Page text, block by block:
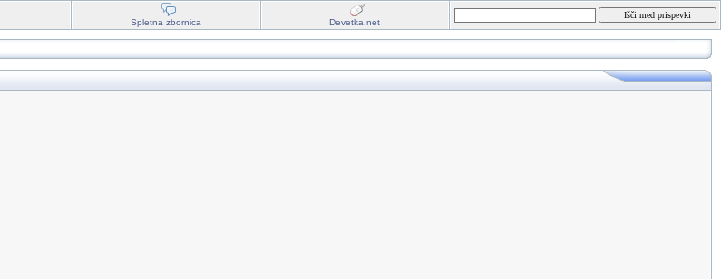
Spletna zbornica Devetka.net